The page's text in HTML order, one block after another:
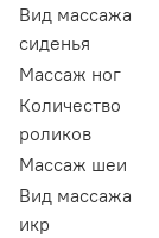
Вид массажа
сиденья
Массаж ног
Количество
роликов
Массаж шеи
Вид массажа
икр